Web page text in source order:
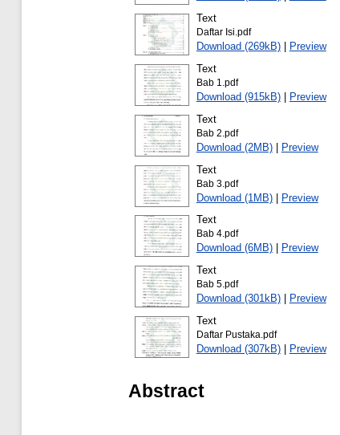
Text
Daftar Isi.pdf
Download (269kB)|
Preview
Text
Bab 1.pdf
Download (915kB)|
Preview
Text
Bab 2.pdf
Download (2MB)|
Preview
Text
Bab 3.pdf
Download (1MB)| Preview
Text
Bab 4.pdf
Download (6MB)|
Preview
Text
Bab 5.pdf
Download (301kB)|
Preview
Text
Daftar Pustaka.pdf
Download (307kB)| Preview
Abstract